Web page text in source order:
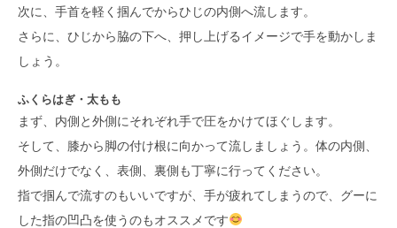
次に、手首を軽く掴んでからひじの内側へ流します。
さらに、ひじから脇の下へ、押し上げるイメージで手を動かしま
しょう。
ふくらはぎ・太もも
まず、内側と外側にそれぞれ手で圧をかけてほぐします。
そして、膝から脚の付け根に向かって流しましょう。体の内側、
外側だけでなく、表側、裏側も丁寧に行ってください。
指で掴んで流すのもいいですが、手が疲れてしまうので、グーに
した指の凹凸を使うのもオススメです